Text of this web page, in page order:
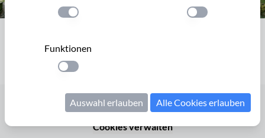
Startseite
Cookies verwalten
Einstellung anwenden
Einstellung
Funktionen
Einstellung anwenden
Auswahl erlauben Alle Cookies erlauben